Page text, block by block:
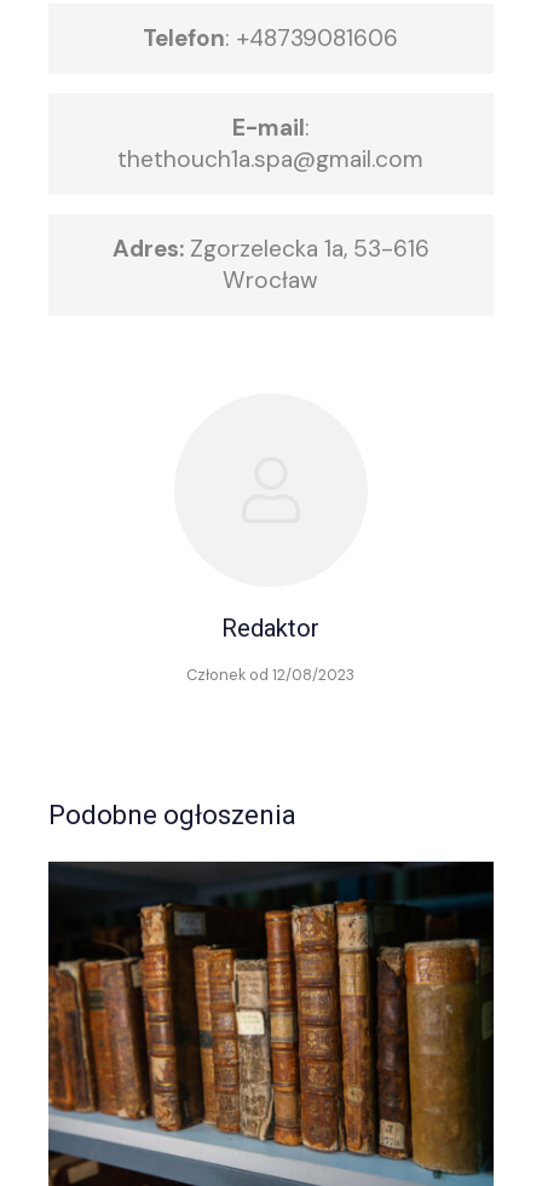
Telefon: +48739081606
E-mail:
thethouch1a.spa@gmail.com
Adres:Zgorzelecka 1a, 53-616
Wrocław
Redaktor
Członek od 12/08/2023
Podobne ogłoszenia